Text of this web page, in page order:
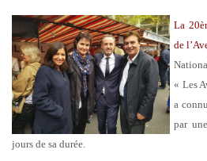
La
de
« Les
a
par
jours de sa durée.